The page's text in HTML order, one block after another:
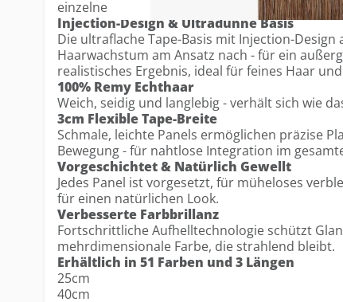
einzelne Panels, wenn sie mit Single Sided
Injection-Design & Ultradünne Basis
Die ultraflache Tape-Basis mit Injection-
Haarwachstum am Ansatz nach - für ein
realistisches Ergebnis, ideal für feines Haar
100% Remy Echthaar
Weich, seidig und langlebig - verhält sich wie
3cm Flexible Tape-Breite
Schmale, leichte Panels ermöglichen präzise
Bewegung - für nahtlose Integration im
Vorgeschichtet & Natürlich Gewellt
Jedes Panel ist vorgesetzt, für müheloses
für einen natürlichen Look.
Verbesserte Farbbrillanz
Fortschrittliche Aufhelltechnologie schützt
mehrdimensionale Farbe, die strahlend bleibt.
Erhältlich in 51 Farben und 3 Längen
25cm
40cm